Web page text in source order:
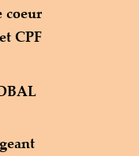
coeur
CPF